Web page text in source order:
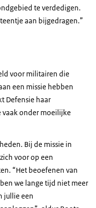
te verdedigen.
aan bijgedragen.”
voor militairen die
een missie hebben
Defensie haar
onder moeilijke
Bij de missie in
voor op een
“Het beoefenen van
we lange tijd niet meer
jullie een